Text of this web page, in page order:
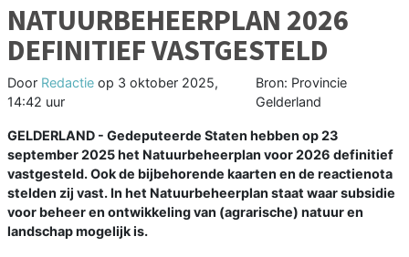
NATUURBEHEERPLAN 2026
DEFINITIEF VASTGESTELD
Door Redactie op 3 oktober 2025,
14:42 uur
Bron: Provincie
Gelderland
GELDERLAND - Gedeputeerde Staten hebben op 23
september 2025 het Natuurbeheerplan voor 2026 definitief
vastgesteld. Ook de bijbehorende kaarten en de reactienota
stelden zij vast. In het Natuurbeheerplan staat waar subsidie
voor beheer en ontwikkeling van (agrarische) natuur en
landschap mogelijk is.